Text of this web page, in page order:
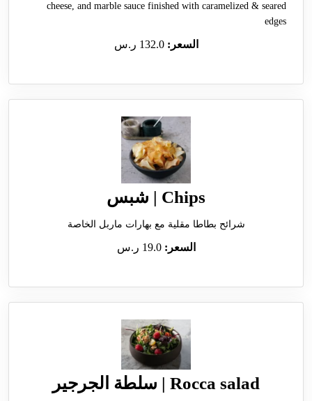
cheese, and marble sauce finished with caramelized & seared
edges
السعر:132.0 ر.س
Chips | شبس
شرائح بطاطا مقلية مع بهارات ماربل الخاصة
السعر:19.0 ر.س
Rocca salad | سلطة الجرجير